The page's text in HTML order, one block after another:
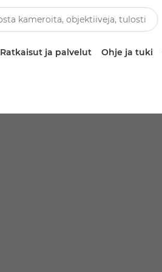
Ratkaisut ja palvelut Ohje ja tuki